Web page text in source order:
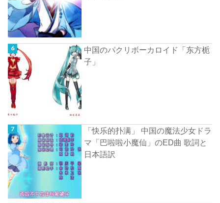
中国のパクリボーカロイド「东方栀
子」
「快乐的扑满」 中国の魔法少女ドラ
マ「巴啦啦小魔仙」のED曲 歌詞と
日本語訳